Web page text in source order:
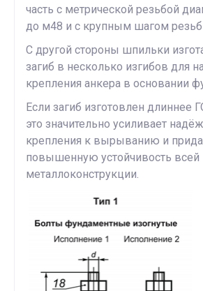
часть с метрической резьбой
до м48 и с крупным шагом
С другой стороны шпильки
загиб в несколько изгибов для
крепления анкера в основании
Если загиб изготовлен длиннее
это значительно усиливает
крепления к вырыванию и
повышенную устойчивость всей
металлоконструкции.